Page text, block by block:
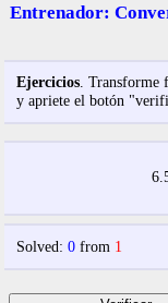
Entrenador:
Ejercicios. Transforme
y apriete el botón
Solved: 0from 1